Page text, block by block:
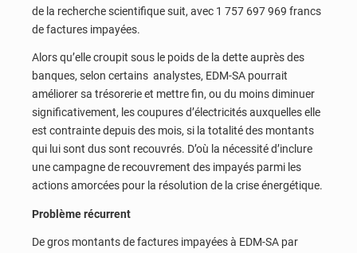
de la recherche scientifique suit, avec 1 757 697 969 francs
de factures impayées.
Alors qu’elle croupit sous le poids de la dette auprès des
banques, selon certains analystes, EDM-SA pourrait
améliorer sa trésorerie et mettre fin, ou du moins diminuer
significativement, les coupures d’électricités auxquelles elle
est contrainte depuis des mois, si la totalité des montants
qui lui sont dus sont recouvrés. D’où la nécessité d’inclure
une campagne de recouvrement des impayés parmi les
actions amorcées pour la résolution de la crise énergétique.
Problème récurrent
De gros montants de factures impayées à EDM-SA par